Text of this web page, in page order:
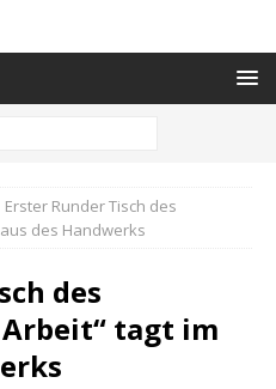
Erster Runder Tisch des
des Handwerks
des
tagt im